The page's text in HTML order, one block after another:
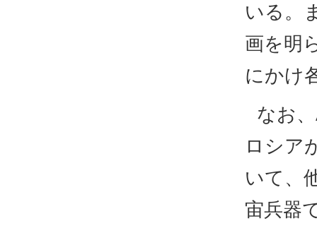
いる。
画を明
にかけ
なお
ロシア
いて、
宙兵器